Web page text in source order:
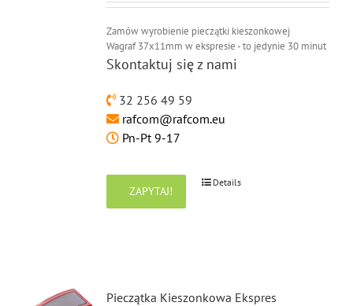
Zamów wyrobienie pieczątki kieszonkowej
Wagraf 37x11mm w ekspresie - to jedynie 30 minut
Skontaktuj się z nami
32 256 49 59
rafcom@rafcom.eu
Pn-Pt 9-17
ZAPYTAJ!
Details
Pieczątka Kieszonkowa Ekspres